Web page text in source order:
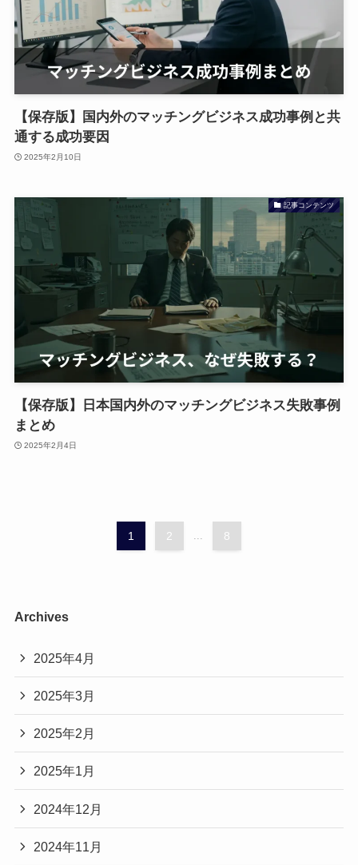
【保存版】国内外のマッチングビジネス成功事例と共
通する成功要因
2025年2月10日
記事コンテンツ
【保存版】日本国内外のマッチングビジネス失敗事例
まとめ
2025年2月4日
1 2 ... 8
Archives
2025年4月
2025年3月
2025年2月
2025年1月
2024年12月
2024年11月